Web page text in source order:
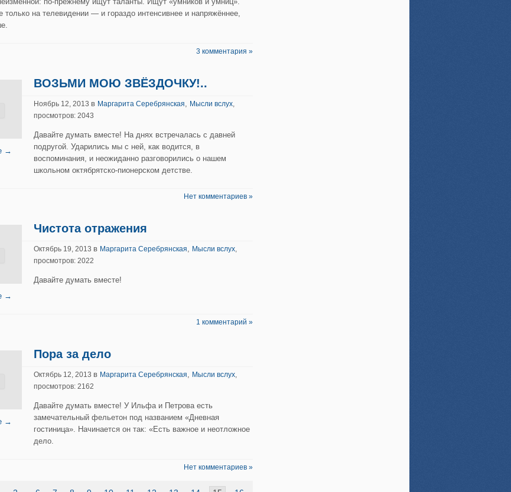
только на телевидении — и гораздо интенсивнее и напряжённее,
3 комментария »
→
ВОЗЬМИ МОЮ ЗВЁЗДОЧКУ!..
Ноябрь 12, 2013 в Маргарита Серебрянская, Мысли вслух,
просмотров: 2043
Давайте думать вместе! На днях встречалась с давней
подругой. Ударились мы с ней, как водится, в
воспоминания, и неожиданно разговорились о нашем
школьном октябрятско-пионерском детстве.
Нет комментариев »
→
Чистота отражения
Октябрь 19, 2013 в Маргарита Серебрянская, Мысли вслух,
просмотров: 2022
Давайте думать вместе!
1 комментарий »
→
Пора за дело
Октябрь 12, 2013 в Маргарита Серебрянская, Мысли вслух,
просмотров: 2162
Давайте думать вместе! У Ильфа и Петрова есть
замечательный фельетон под названием «Дневная
гостиница». Начинается он так: «Есть важное и неотложное
дело.
Нет комментариев »